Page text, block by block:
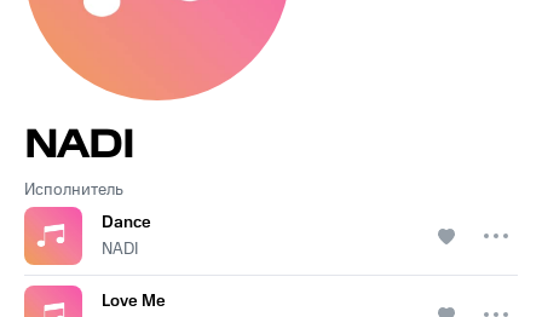
Исполнитель
NADI
Dance
NADI
Love Me